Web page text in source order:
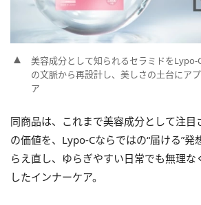
美容成分として知られるセラミドをLypo-
の文脈から再設計し、美しさの土台にア
ア
同商品は、これまで美容成分として注目
の価値を、Lypo-Cならではの“届ける”発
らえ直し、ゆらぎやすい日常でも無理な
したインナーケア。